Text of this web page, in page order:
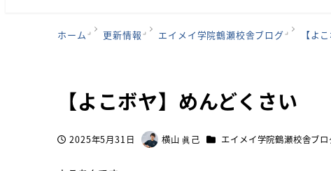
ホーム 更新情報 エイメイ学院鶴瀬校舎ブログ 【よ
【よこボヤ】めんどくさい
投稿日2025年5月31日
著
横山 眞己 カテゴリー
エイメイ学院鶴瀬校舎ブロ